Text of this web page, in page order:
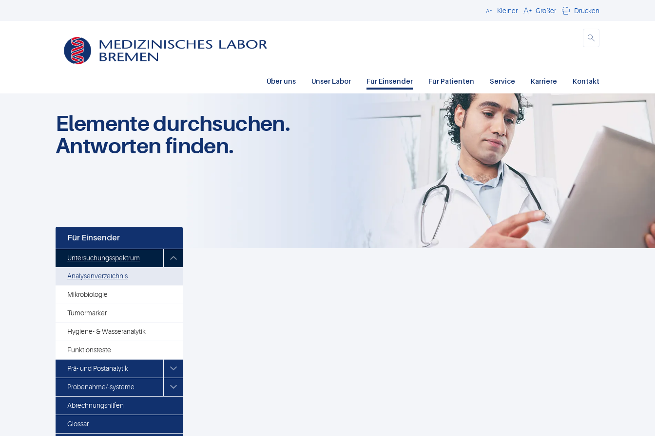
Schließen
Kleiner Größer Drucken
Über uns Unser Labor Für Einsender Für Patienten Service Karriere Kontakt
Elemente durchsuchen.
Antworten finden.
Für Einsender
Untersuchungsspektrum
Analysenverzeichnis
Mikrobiologie
Tumormarker
Hygiene- & Wasseranalytik
Funktionsteste
Prä- und Postanalytik
Probenahme/-systeme
Abrechnungshilfen
Glossar